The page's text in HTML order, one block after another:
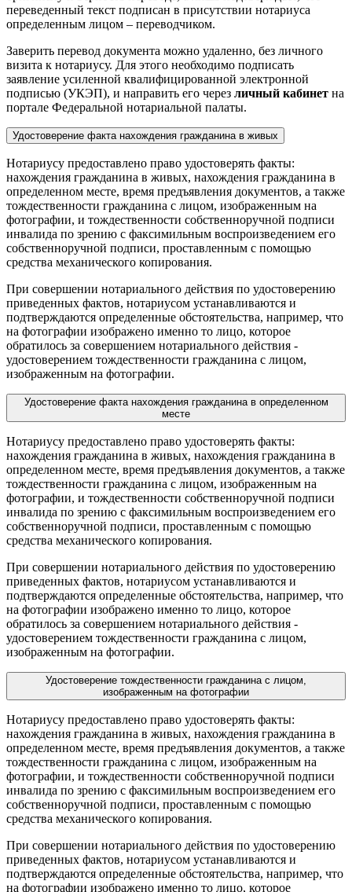
переведенный текст подписан в присутствии нотариуса
определенным лицом – переводчиком.
Заверить перевод документа можно удаленно, без личного
визита к нотариусу. Для этого необходимо подписать
заявление усиленной квалифицированной электронной
подписью (УКЭП), и направить его через личный кабинет на
портале Федеральной нотариальной палаты.
Удостоверение факта нахождения гражданина в живых
Нотариусу предоставлено право удостоверять факты:
нахождения гражданина в живых, нахождения гражданина в
определенном месте, время предъявления документов, а также
тождественности гражданина с лицом, изображенным на
фотографии, и тождественности собственноручной подписи
инвалида по зрению с факсимильным воспроизведением его
собственноручной подписи, проставленным с помощью
средства механического копирования.
При совершении нотариального действия по удостоверению
приведенных фактов, нотариусом устанавливаются и
подтверждаются определенные обстоятельства, например, что
на фотографии изображено именно то лицо, которое
обратилось за совершением нотариального действия -
удостоверением тождественности гражданина с лицом,
изображенным на фотографии.
Удостоверение факта нахождения гражданина в определенном
месте
Нотариусу предоставлено право удостоверять факты:
нахождения гражданина в живых, нахождения гражданина в
определенном месте, время предъявления документов, а также
тождественности гражданина с лицом, изображенным на
фотографии, и тождественности собственноручной подписи
инвалида по зрению с факсимильным воспроизведением его
собственноручной подписи, проставленным с помощью
средства механического копирования.
При совершении нотариального действия по удостоверению
приведенных фактов, нотариусом устанавливаются и
подтверждаются определенные обстоятельства, например, что
на фотографии изображено именно то лицо, которое
обратилось за совершением нотариального действия -
удостоверением тождественности гражданина с лицом,
изображенным на фотографии.
Удостоверение тождественности гражданина с лицом,
изображенным на фотографии
Нотариусу предоставлено право удостоверять факты:
нахождения гражданина в живых, нахождения гражданина в
определенном месте, время предъявления документов, а также
тождественности гражданина с лицом, изображенным на
фотографии, и тождественности собственноручной подписи
инвалида по зрению с факсимильным воспроизведением его
собственноручной подписи, проставленным с помощью
средства механического копирования.
При совершении нотариального действия по удостоверению
приведенных фактов, нотариусом устанавливаются и
подтверждаются определенные обстоятельства, например, что
на фотографии изображено именно то лицо, которое